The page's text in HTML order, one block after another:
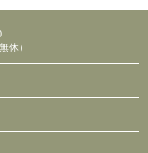
休）